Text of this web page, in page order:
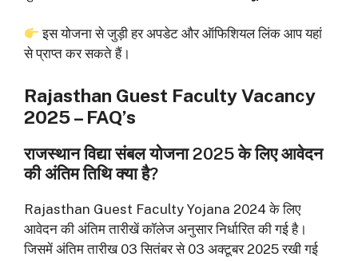
इस योजना से जुड़ी हर अपडेट और ऑफिशियल लिंक आप यहां
से प्राप्त कर सकते हैं।
Rajasthan Guest Faculty Vacancy
2025 – FAQ’s
राजस्थान विद्या संबल योजना 2025 के लिए आवेदन
की अंतिम तिथि क्या है?
Rajasthan Guest Faculty Yojana 2024 के लिए
आवेदन की अंतिम तारीखें कॉलेज अनुसार निर्धारित की गई है।
जिसमें अंतिम तारीख 03 सितंबर से 03 अक्टूबर 2025 रखी गई